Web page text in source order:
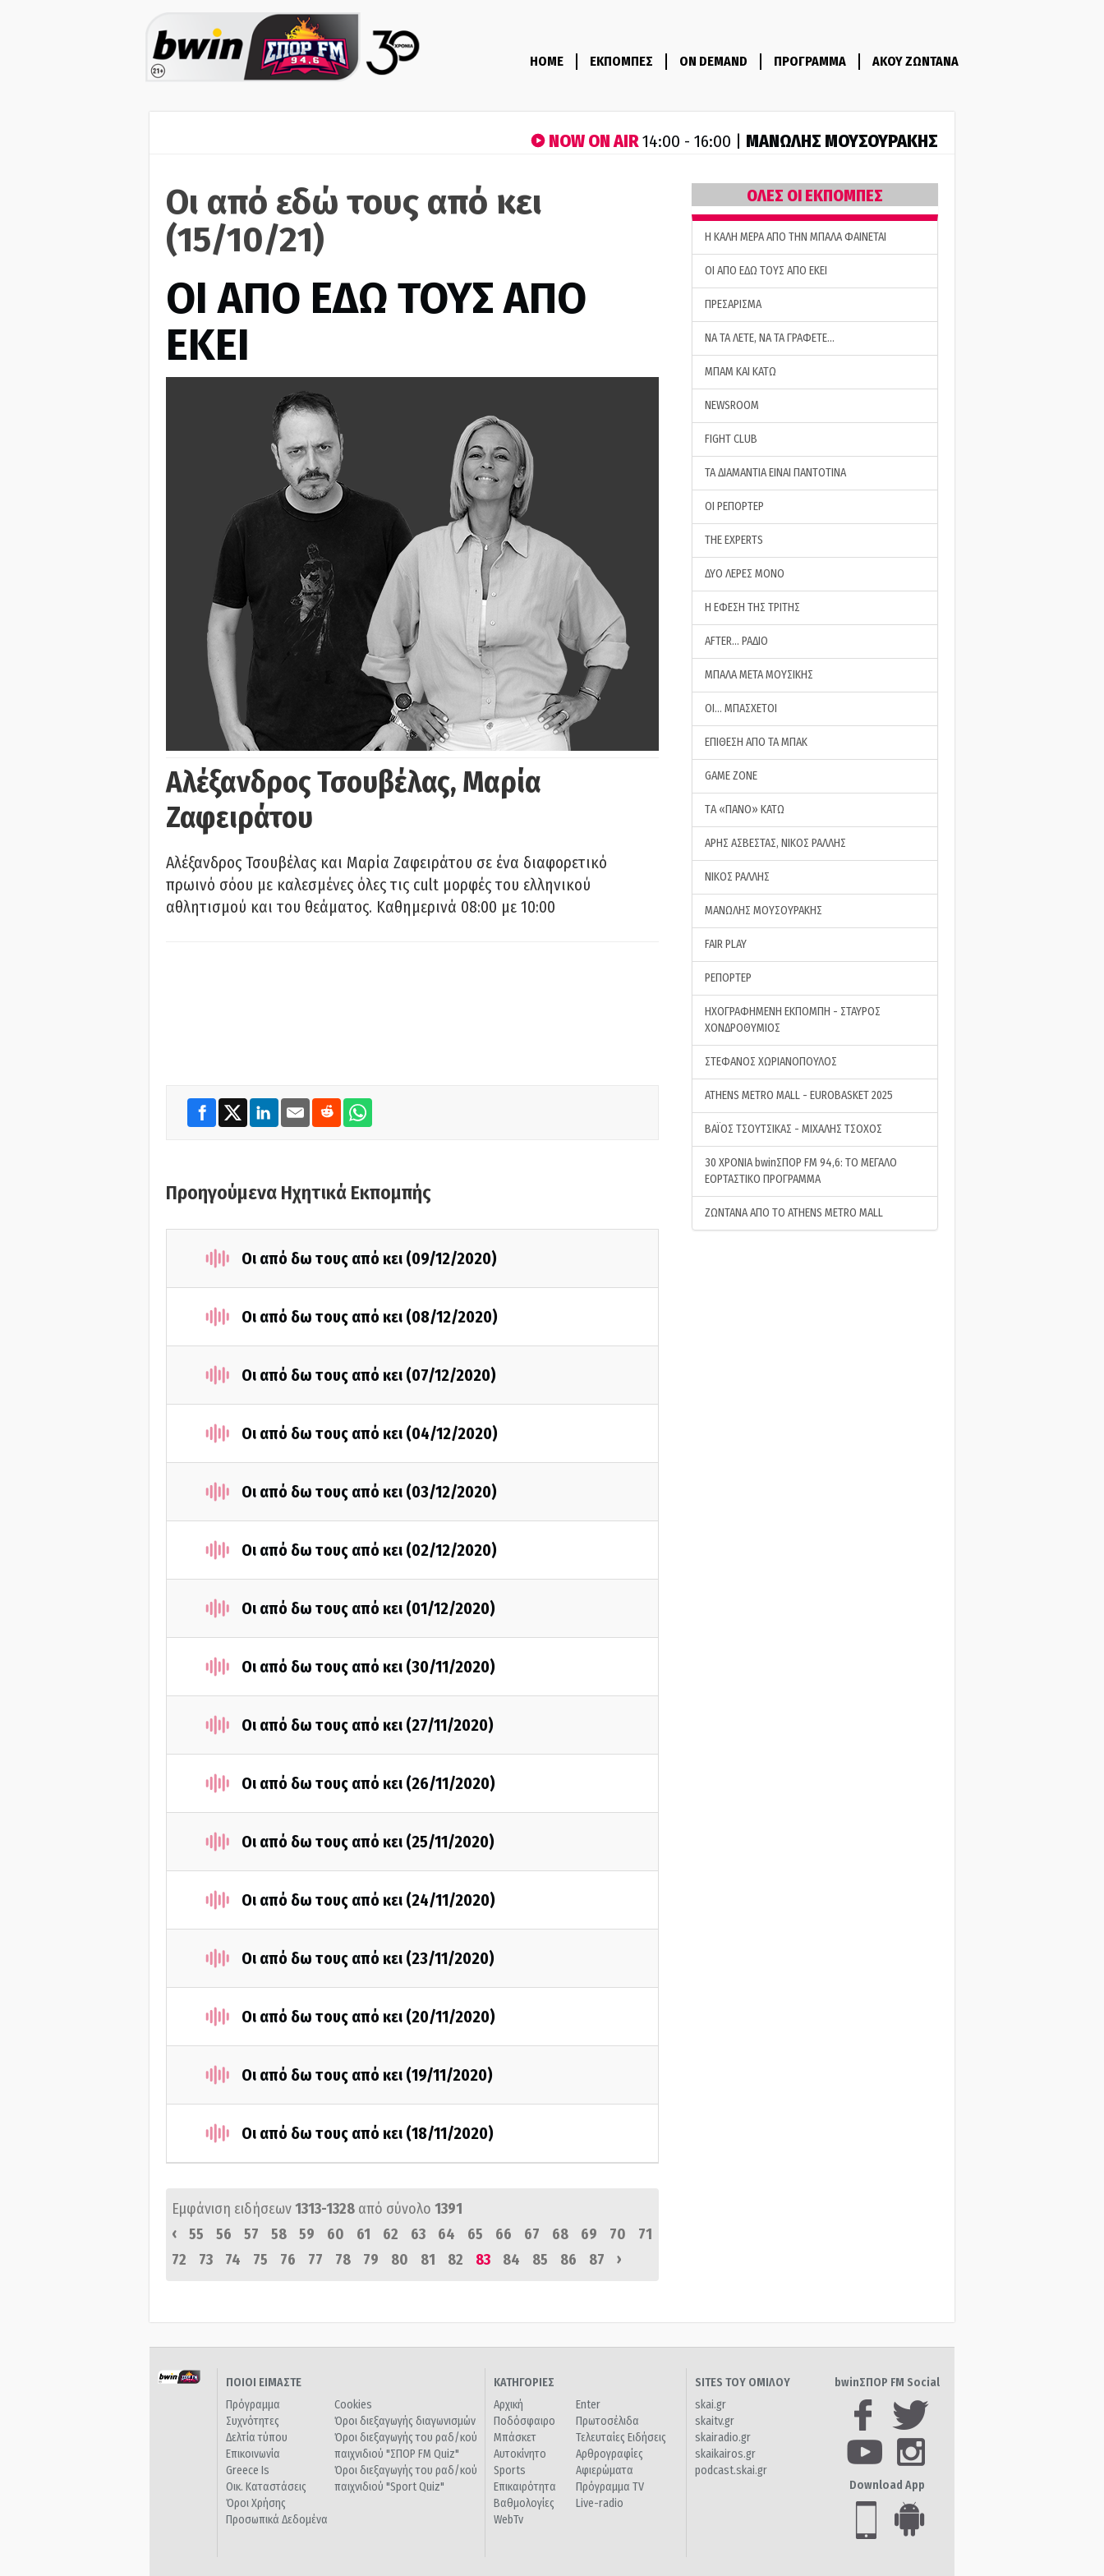
HOME ΕΚΠΟΜΠΕΣ ON DEMAND ΠΡΟΓΡΑΜΜΑ ΑΚΟΥ ΖΩΝΤΑΝΑ
NOW ON AIR14:00 - 16:00 | ΜΑΝΩΛΗΣ ΜΟΥΣΟΥΡΑΚΗΣ
Οι από εδώ τους από κει
(15/10/21)
ΟΙ ΑΠΟ ΕΔΩ ΤΟΥΣ ΑΠΟ
ΕΚΕΙ
Αλέξανδρος Τσουβέλας, Μαρία
Ζαφειράτου
Αλέξανδρος Τσουβέλας και Μαρία Ζαφειράτου σε ένα διαφορετικό
πρωινό σόου με καλεσμένες όλες τις cult μορφές του ελληνικού
αθλητισμού και του θεάματος. Καθημερινά 08:00 με 10:00
Προηγούμενα Ηχητικά Εκπομπής
Οι από δω τους από κει (09/12/2020)
Οι από δω τους από κει (08/12/2020)
Οι από δω τους από κει (07/12/2020)
Οι από δω τους από κει (04/12/2020)
Οι από δω τους από κει (03/12/2020)
Οι από δω τους από κει (02/12/2020)
Οι από δω τους από κει (01/12/2020)
Οι από δω τους από κει (30/11/2020)
Οι από δω τους από κει (27/11/2020)
Οι από δω τους από κει (26/11/2020)
Οι από δω τους από κει (25/11/2020)
Οι από δω τους από κει (24/11/2020)
Οι από δω τους από κει (23/11/2020)
Οι από δω τους από κει (20/11/2020)
Οι από δω τους από κει (19/11/2020)
Οι από δω τους από κει (18/11/2020)
Εμφάνιση ειδήσεων1313-1328 από σύνολο 1391
‹
55 56 57 58 59 60 61 62 63 64 65 66 67 68 69 70
71
72
73 74 75 76 77 78 79 80 81 82 83 84 85 86 87 ›
ΟΛΕΣ ΟΙ ΕΚΠΟΜΠΕΣ
H ΚΑΛΗ ΜΕΡΑ ΑΠΟ ΤΗΝ ΜΠΑΛΑ ΦΑΙΝΕΤΑΙ
ΟΙ ΑΠΟ ΕΔΩ ΤΟΥΣ ΑΠΟ ΕΚΕΙ
ΠΡΕΣΑΡΙΣΜΑ
ΝΑ ΤΑ ΛΕΤΕ, ΝΑ ΤΑ ΓΡΑΦΕΤΕ…
ΜΠΑΜ ΚΑΙ ΚΑΤΩ
NEWSROOM
FIGHT CLUB
ΤΑ ΔΙΑΜΑΝΤΙΑ ΕΙΝΑΙ ΠΑΝΤΟΤΙΝΑ
ΟΙ ΡΕΠΟΡΤΕΡ
THE EXPERTS
ΔΥΟ ΛΕΡΕΣ ΜΟΝΟ
Η ΕΦΕΣΗ ΤΗΣ ΤΡΙΤΗΣ
AFTER… ΡΑΔΙΟ
ΜΠΑΛΑ ΜΕΤΑ ΜΟΥΣΙΚΗΣ
ΟΙ… ΜΠΑΣΧΕΤΟΙ
ΕΠΙΘΕΣΗ ΑΠΟ ΤΑ ΜΠΑΚ
GAME ZONE
ΤA «ΠΑΝΟ» ΚΑΤΩ
ΑΡΗΣ ΑΣΒΕΣΤΑΣ, ΝΙΚΟΣ ΡΑΛΛΗΣ
ΝΙΚΟΣ ΡΑΛΛΗΣ
ΜΑΝΩΛΗΣ ΜΟΥΣΟΥΡΑΚΗΣ
FAIR PLAY
ΡΕΠΟΡΤΕΡ
ΗΧΟΓΡΑΦΗΜΕΝΗ ΕΚΠΟΜΠΗ - ΣΤΑΥΡΟΣ
ΧΟΝΔΡΟΘΥΜΙΟΣ
ΣΤΕΦΑΝΟΣ ΧΩΡΙΑΝΟΠΟΥΛΟΣ
ATHENS METRO MALL - EUROBASKET 2025
ΒΑΪΟΣ ΤΣΟΥΤΣΙΚΑΣ - ΜΙΧΑΛΗΣ ΤΣΟΧΟΣ
30 ΧΡΟΝΙΑ bwinΣΠΟΡ FM 94,6: ΤΟ ΜΕΓΑΛΟ
ΕΟΡΤΑΣΤΙΚΟ ΠΡΟΓΡΑΜΜΑ
ΖΩΝΤΑΝΑ ΑΠΟ ΤΟ ATHENS METRO MALL
ΠΟΙΟΙ ΕΙΜΑΣΤΕ
Πρόγραμμα
Συχνότητες
Δελτία τύπου
Επικοινωνία
Greece Is
Οικ. Καταστάσεις
Όροι Χρήσης
Προσωπικά Δεδομένα
Cookies
Όροι διεξαγωγής διαγωνισμών
Όροι διεξαγωγής του ραδ/κού
παιχνιδιού "ΣΠΟΡ FM Quiz"
Όροι διεξαγωγής του ραδ/κού
παιχνιδιού "Sport Quiz"
ΚΑΤΗΓΟΡΙΕΣ
Αρχική
Ποδόσφαιρο
Μπάσκετ
Αυτοκίνητο
Sports
Επικαιρότητα
Βαθμολογίες
WebTv
Enter
Πρωτοσέλιδα
Τελευταίες Ειδήσεις
Αρθρογραφίες
Αφιερώματα
Πρόγραμμα TV
Live-radio
SITES ΤΟΥ ΟΜΙΛΟΥ
skai.gr
skaitv.gr
skairadio.gr
skaikairos.gr
podcast.skai.gr
bwinΣΠΟΡ FM Social
Download App